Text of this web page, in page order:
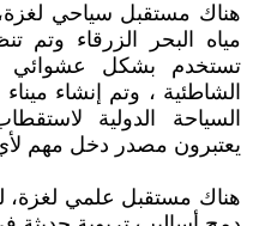
هناك مستقبل سياحي
مياه البحر الزرقاء وتم
تستخدم بشكل عشوائي
الشاطئية ، وتم إنشاء
السياحة الدولية
يعتبرون مصدر دخل مهم لأي
هناك مستقبل علمي لغزة،